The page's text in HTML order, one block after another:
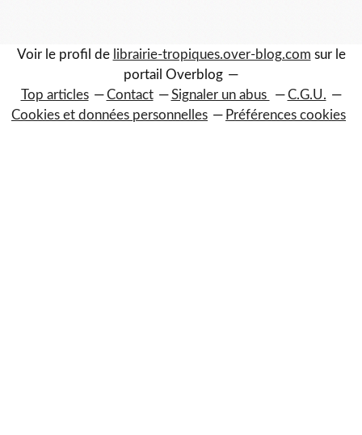
Voir le profil de librairie-tropiques.over-blog.com sur le
portail Overblog
Top articles
Contact Signaler un abus
C.G.U.
Cookies et données personnelles
Préférences cookies